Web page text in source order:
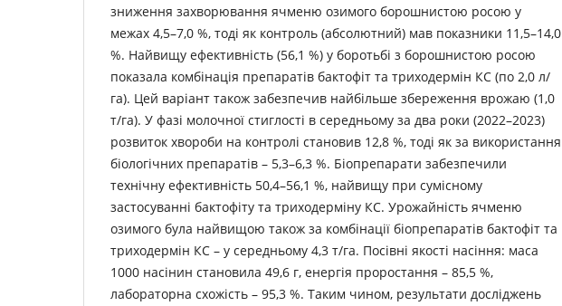
зниження захворювання ячменю озимого борошнистою росою у
межах 4,5–7,0 %, тоді як контроль (абсолютний) мав показники 11,5–14,0
%. Найвищу ефективність (56,1 %) у боротьбі з борошнистою росою
показала комбінація препаратів бактофіт та триходермін КС (по 2,0 л/
га). Цей варіант також забезпечив найбільше збереження врожаю (1,0
т/га). У фазі молочної стиглості в середньому за два роки (2022–2023)
розвиток хвороби на контролі становив 12,8 %, тоді як за використання
біологічних препаратів – 5,3–6,3 %. Біопрепарати забезпечили
технічну ефективність 50,4–56,1 %, найвищу при сумісному
застосуванні бактофіту та триходерміну КС. Урожайність ячменю
озимого була найвищою також за комбінації біопрепаратів бактофіт та
триходермін КC – у середньому 4,3 т/га. Посівні якості насіння: маса
1000 насінин становила 49,6 г, енергія проростання – 85,5 %,
лабораторна схожість – 95,3 %. Таким чином, результати досліджень